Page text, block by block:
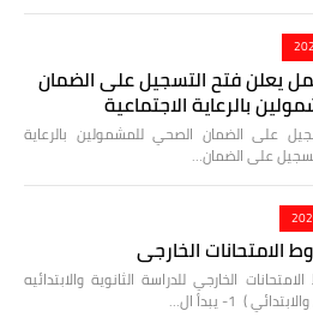
يعلن فتح التسجيل على الضمان
بالرعاية الاجتماعية
على الضمان الصحي للمشمولين بالرعاية
على الضمان…
الامتحانات الخارجي
الخارجي للدراسة الثانوية والابتدائيه
) 1- يبدأ ال…